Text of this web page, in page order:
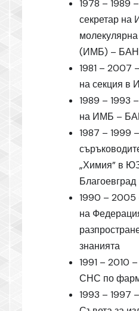
1978 – 1989
секретар на
(ИМБ) – БАН
1981 – 2007
на секция
1989 – 1993
на ИМБ –
1987 – 1999
„Химия” в
Благоевград
1990 – 2005
на
знанията
1991 – 2010
СНС по
1993 – 1997